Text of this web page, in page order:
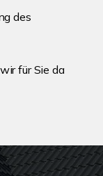
des
für Sie da